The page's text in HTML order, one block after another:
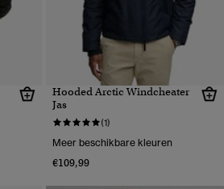
Hooded Arctic Windcheater
Jas
(1)
Meer beschikbare kleuren
€109,99